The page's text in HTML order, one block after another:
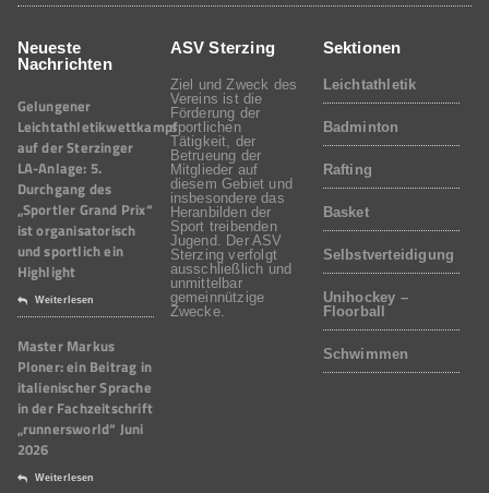
Neueste
Nachrichten
Gelungener
Leichtathletikwettkampf
auf der Sterzinger
LA-Anlage: 5.
Durchgang des
„Sportler Grand Prix“
ist organisatorisch
und sportlich ein
Highlight
Weiterlesen
Master Markus
Ploner: ein Beitrag in
italienischer Sprache
in der Fachzeitschrift
„runnersworld“ Juni
2026
Weiterlesen
ASV Sterzing
Ziel und Zweck des
Vereins ist die
Förderung der
sportlichen
Tätigkeit, der
Betrueung der
Mitglieder auf
diesem Gebiet und
insbesondere das
Heranbilden der
Sport treibenden
Jugend. Der ASV
Sterzing verfolgt
ausschließlich und
unmittelbar
gemeinnützige
Zwecke.
Sektionen
Leichtathletik
Badminton
Rafting
Basket
Selbstverteidigung
Unihockey –
Floorball
Schwimmen